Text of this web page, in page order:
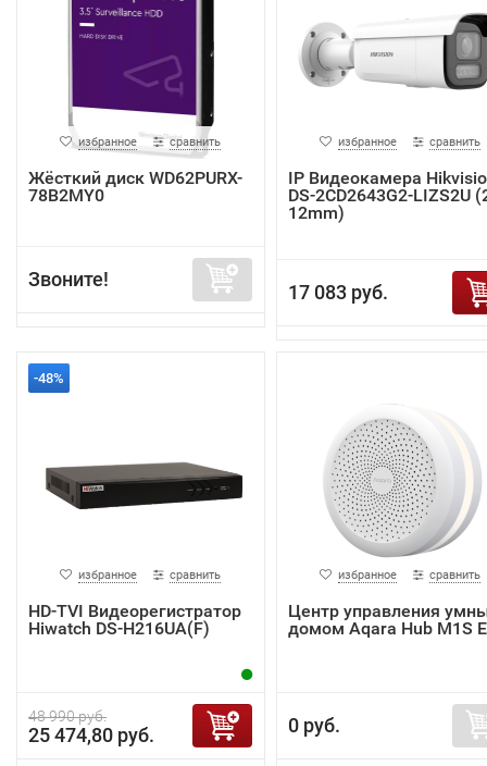
избранное сравнить
Жёсткий диск WD62PURX-
78B2MY0
Звоните!
избранное сравнить
IP Видеокамера
DS-2CD2643G2-LIZS2U
12mm)
17 083 руб.
-48%
избранное сравнить
HD-TVI Видеорегистратор
Hiwatch DS-H216UA(F)
48 990 руб.
25 474,80 руб.
избранное сравнить
Центр управления
домом Aqara Hub M1S
0 руб.